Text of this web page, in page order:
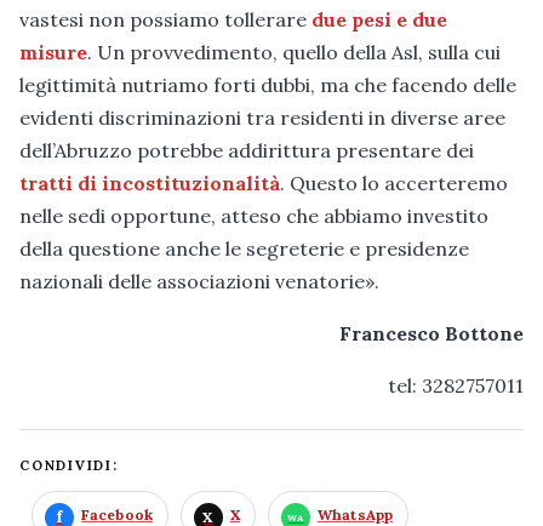
vastesi non possiamo tollerare due pesi e due
misure. Un provvedimento, quello della Asl, sulla cui
legittimità nutriamo forti dubbi, ma che facendo delle
evidenti discriminazioni tra residenti in diverse aree
dell’Abruzzo potrebbe addirittura presentare dei
tratti di incostituzionalità. Questo lo accerteremo
nelle sedi opportune, atteso che abbiamo investito
della questione anche le segreterie e presidenze
nazionali delle associazioni venatorie».
Francesco Bottone
tel: 3282757011
CONDIVIDI:
Facebook X WhatsApp